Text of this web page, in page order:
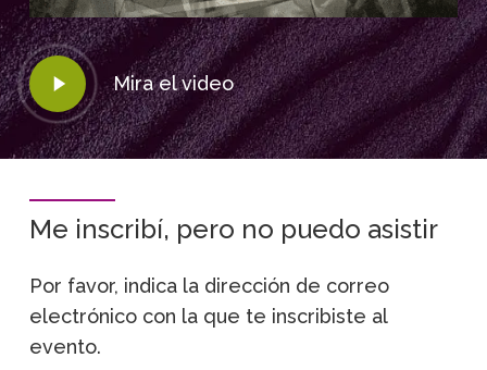
Play
Video
Mira el video
Me inscribí, pero no puedo asistir
Por favor, indica la dirección de correo
electrónico con la que te inscribiste al
evento.